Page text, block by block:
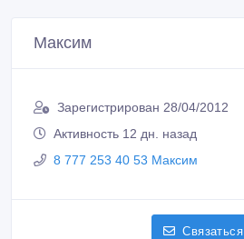
Максим
Зарегистрирован 28/04/2012
Активность 12 дн. назад
8 777 253 40 53 Максим
Связаться